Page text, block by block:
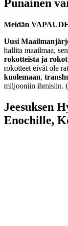
Punainen
Meidän
Uusi
hallita maailmaa, sen
rokotteista ja
rokotteet eivät ole
kuolemaan,
miljooniin ihmisiin. (
Jeesuksen
Enochille,